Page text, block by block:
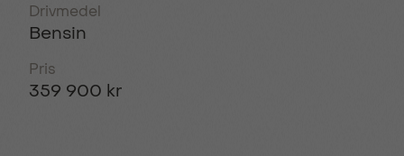
Drivmedel
Bensin
Pris
359 900 kr